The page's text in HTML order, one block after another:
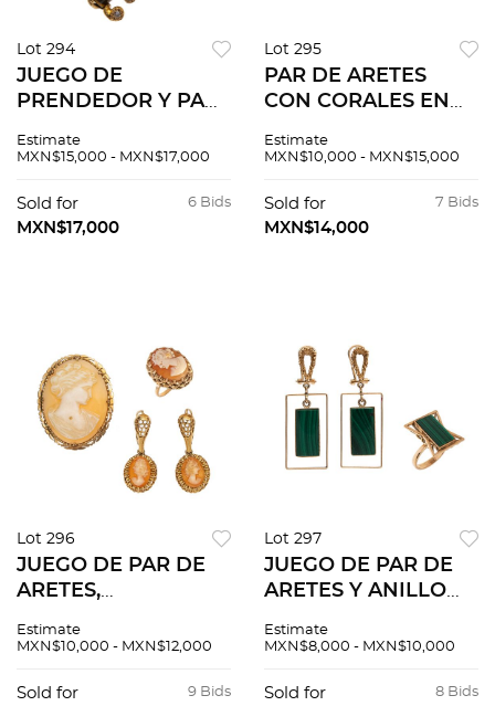
Lot 294
JUEGO DE
PRENDEDOR Y PAR
DIAMANTES Y OJOS
AMARILLO DE 18K
Prendedor con
Estimate
MXN$15,000 - MXN$17,000
6 Bids
Sold for
MXN$17,000
Lot 295
PAR DE ARETES
CON CORALES EN
14K Poste y raqueta.
cm aprox. Peso: 18.8
g. Corales d...
Estimate
MXN$10,000 - MXN$15,000
7 Bids
Sold for
MXN$14,000
Lot 296
JUEGO DE PAR DE
ARETES,
ANILLO CON
AMARILLO DE 14K
Estimate
MXN$10,000 - MXN$12,000
9 Bids
Sold for
Lot 297
JUEGO DE PAR DE
ARETES Y ANILLO
EN ORO AMARILLO
poste y raqueta.
Estimate
MXN$8,000 - MXN$10,000
8 Bids
Sold for